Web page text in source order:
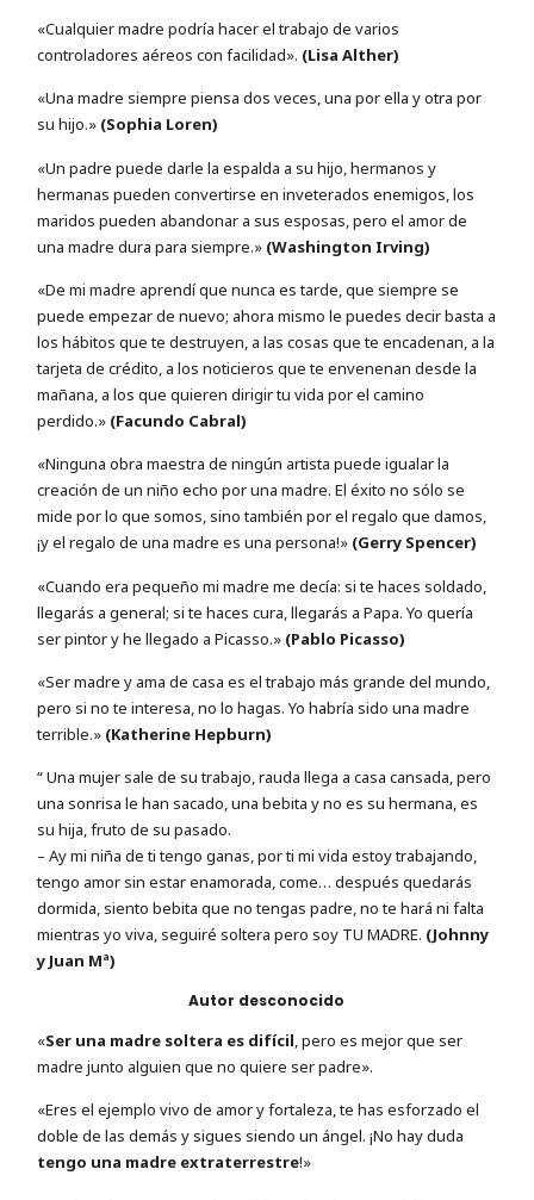
«Cualquier madre podría hacer el trabajo de varios
controladores aéreos con facilidad». (Lisa Alther)
«Una madre siempre piensa dos veces, una por ella y otra por
su hijo.» (Sophia Loren)
«Un padre puede darle la espalda a su hijo, hermanos y
hermanas pueden convertirse en inveterados enemigos, los
maridos pueden abandonar a sus esposas, pero el amor de
una madre dura para siempre.» (Washington Irving)
«De mi madre aprendí que nunca es tarde, que siempre se
puede empezar de nuevo; ahora mismo le puedes decir basta a
los hábitos que te destruyen, a las cosas que te encadenan, a la
tarjeta de crédito, a los noticieros que te envenenan desde la
mañana, a los que quieren dirigir tu vida por el camino
perdido.» (Facundo Cabral)
«Ninguna obra maestra de ningún artista puede igualar la
creación de un niño echo por una madre. El éxito no sólo se
mide por lo que somos, sino también por el regalo que damos,
¡y el regalo de una madre es una persona!» (Gerry Spencer)
«Cuando era pequeño mi madre me decía: si te haces soldado,
llegarás a general; si te haces cura, llegarás a Papa. Yo quería
ser pintor y he llegado a Picasso.» (Pablo Picasso)
«Ser madre y ama de casa es el trabajo más grande del mundo,
pero si no te interesa, no lo hagas. Yo habría sido una madre
terrible.» (Katherine Hepburn)
“ Una mujer sale de su trabajo, rauda llega a casa cansada, pero
una sonrisa le han sacado, una bebita y no es su hermana, es
su hija, fruto de su pasado.
– Ay mi niña de ti tengo ganas, por ti mi vida estoy trabajando,
tengo amor sin estar enamorada, come… después quedarás
dormida, siento bebita que no tengas padre, no te hará ni falta
mientras yo viva, seguiré soltera pero soy TU MADRE. (Johnny
y Juan Mª)
Autor desconocido
«Ser una madre soltera es difícil, pero es mejor que ser
madre junto alguien que no quiere ser padre».
«Eres el ejemplo vivo de amor y fortaleza, te has esforzado el
doble de las demás y sigues siendo un ángel. ¡No hay duda
tengo una madre extraterrestre!»